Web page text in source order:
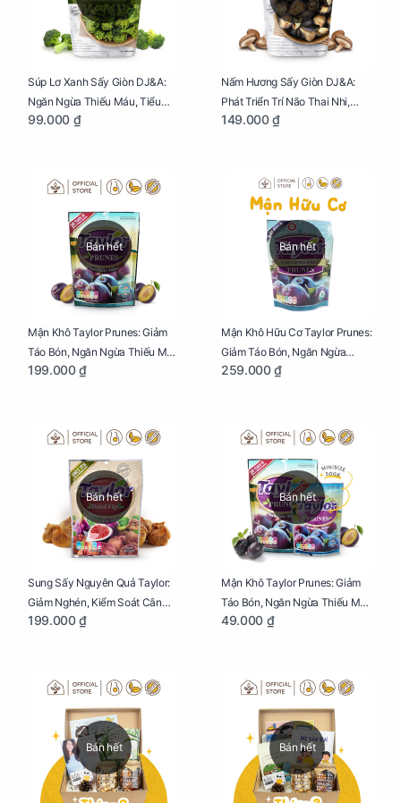
Súp Lơ Xanh Sấy Giòn DJ&A:
Ngăn Ngừa Thiếu Máu, Tiểu
Đường, Dị Tật Thai Nhi Túi 25g
99.000 ₫
Nấm Hương Sấy Giòn DJ&A:
Phát Triển Trí Não Thai Nhi,
Giảm Mệt Mỏi Cho Mẹ Bầu Túi
149.000 ₫
Bán hết
Mận Khô Taylor Prunes: Giảm
Táo Bón, Ngăn Ngừa Thiếu Máu
Cho Mẹ Bầu Túi 250g
199.000 ₫
Bán hết
Mận Khô Hữu Cơ Taylor Prunes:
Giảm Táo Bón, Ngăn Ngừa
Thiếu Máu Cho Mẹ Bầu Túi
259.000 ₫
Bán hết
Sung Sấy Nguyên Quả Taylor:
Giảm Nghén, Kiểm Soát Cân
Nặng Cho Mẹ Bầu Túi 190g
199.000 ₫
Bán hết
Mận Khô Taylor Prunes: Giảm
Táo Bón, Ngăn Ngừa Thiếu Máu
Cho Mẹ Bầu Túi 50g
49.000 ₫
Bán hết Bán hết